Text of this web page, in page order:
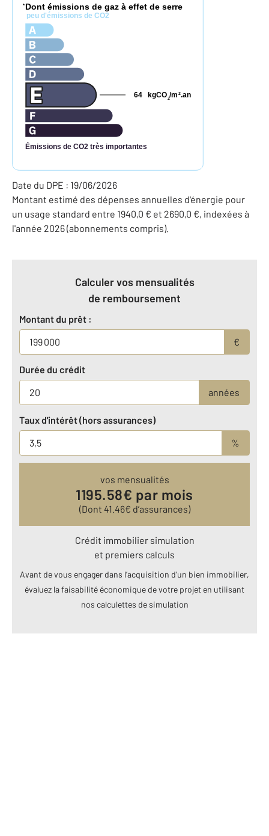
* Dont émissions de gaz à effet de serre
peu d'émissions de CO2
Émissions de CO2 très importantes
kgCO2/m 2.an
64
Date du DPE : 19/06/2026
Montant estimé des dépenses annuelles d'énergie pour
un usage standard entre 1940,0 € et 2690,0 €, indexées à
l'année 2026 (abonnements compris).
Calculer vos mensualités
de remboursement
Montant du prêt :
€
Durée du crédit
années
Taux d'intérêt (hors assurances)
%
vos mensualités
1195.58€ par mois
(Dont 41.46€ d’assurances)
Crédit immobilier simulation
et premiers calculs
Avant de vous engager dans l’acquisition d’un bien immobilier,
évaluez la faisabilité économique de votre projet en utilisant
nos calculettes de simulation